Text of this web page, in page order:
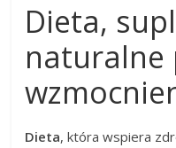
Dieta,
naturalne
Dieta, która wspiera